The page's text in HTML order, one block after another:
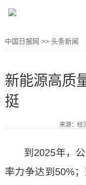
中国日报网 >> 头条新闻
新能源高质
挺
来源：
到2025年，
率力争达到50%